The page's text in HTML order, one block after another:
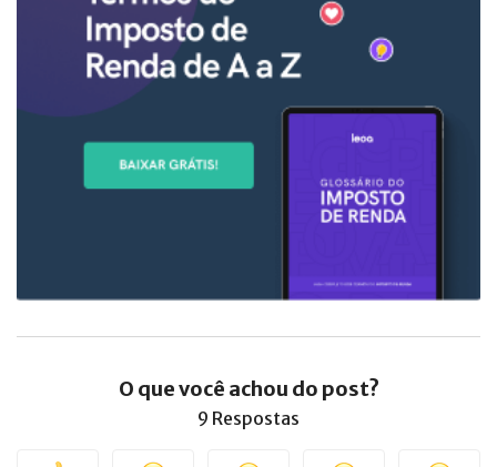
O que você achou do post?
9 Respostas